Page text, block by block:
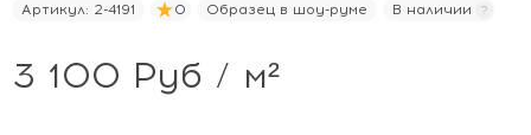
Артикул: 2-4191 0 Образец в шоу-руме В наличии
3 100 Руб / м²